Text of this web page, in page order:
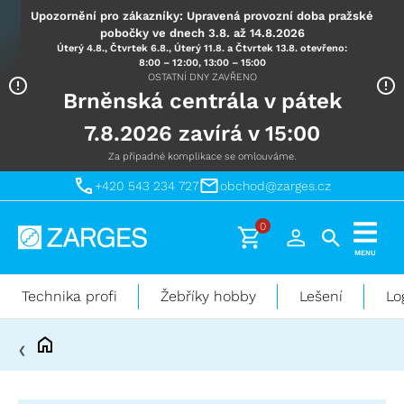
Upozornění pro zákazníky: Upravená provozní doba pražské
pobočky ve dnech 3.8. až 14.8.2026
Úterý 4.8., Čtvrtek 6.8., Úterý 11.8. a Čtvrtek 13.8. otevřeno:
8:00 – 12:00, 13:00 – 15:00
OSTATNÍ DNY ZAVŘENO
Brněnská centrála v pátek
7.8.2026 zavírá v 15:00
Za případné komplikace se omlouváme.
+420 543 234 727 obchod@zarges.cz
Technika
práci
výškách
0
MENU
Technika profi Žebříky hobby Lešení